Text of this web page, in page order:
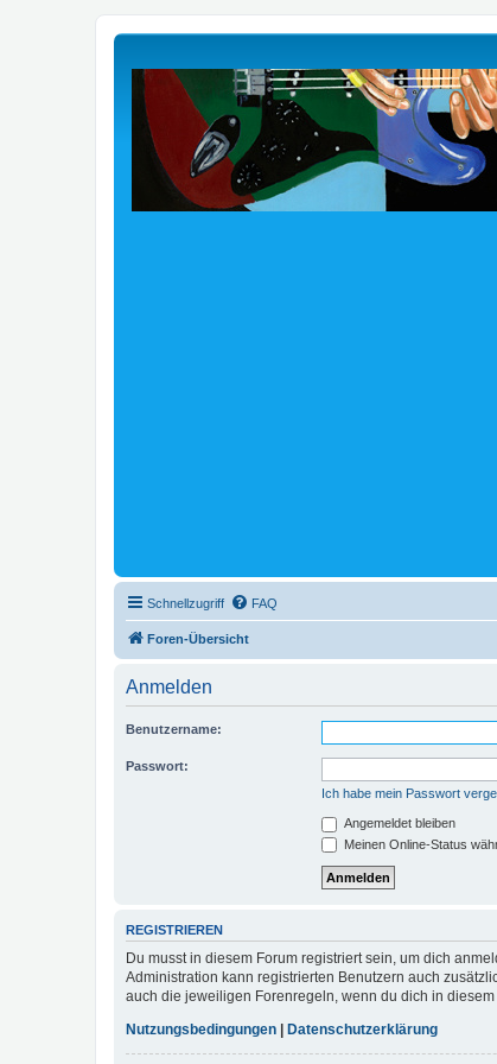
Schnellzugriff FAQ
Foren-Übersicht
Anmelden
Benutzername:
Passwort:
Ich habe mein Passwort
Angemeldet bleiben
Meinen Online-Status
REGISTRIEREN
Du musst in diesem Forum registriert sein, um dich
Administration kann registrierten Benutzern auch
auch die jeweiligen Forenregeln, wenn du dich in diesem
Nutzungsbedingungen | Datenschutzerklärung